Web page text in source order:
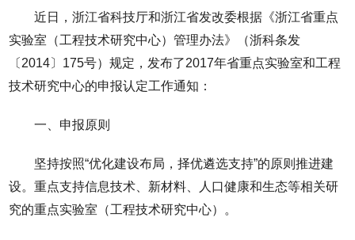
近日，浙江省科技厅和浙江省发改委根据《浙江省重点
实验室（工程技术研究中心）管理办法》（浙科条发
〔2014〕175号）规定，发布了2017年省重点实验室和工程
技术研究中心的申报认定工作通知：
一、申报原则
坚持按照“优化建设布局，择优遴选支持”的原则推进建
设。重点支持信息技术、新材料、人口健康和生态等相关研
究的重点实验室（工程技术研究中心）。